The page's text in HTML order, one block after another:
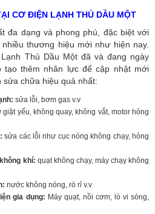
CƠ ĐIỆN LẠNH THỦ DẦU MỘT
đa dạng và phong phú, đặc biệt với
thương hiệu mới như hiện nay.
Thủ Dầu Một đã và đang ngày
tạo thêm nhân lực để cập nhật mới
sửa chữa hiệu quả nhất:
sửa lỗi, bơm gas v.v
giặt yếu, không quay, không vắt, motor hỏng
sửa các lỗi như cục nóng không chạy, hỏng
khí: quạt không chạy, máy chạy không
nước không nóng, rò rỉ v.v
gia dụng: Máy quạt, nồi cơm, lò vi sóng,